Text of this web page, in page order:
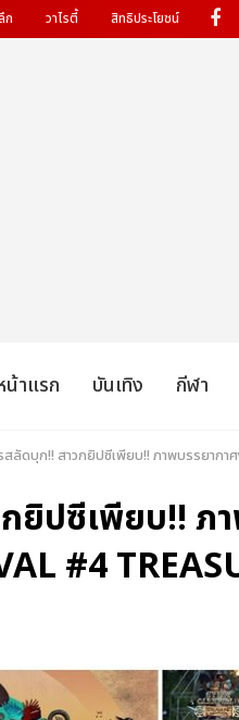
ก วาไรตี้ สิทธิประโยชน์
น้าแรก บันเทิง กีฬา
สลัดบุก!! สาวกยิปซีเพียบ!! ภาพบรรยาก
ยิปซีเพียบ!! ภ
#4